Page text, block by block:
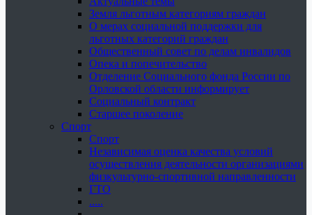
Земля льготным категориям граждан
О мерах социальной поддержки для
льготных категорий граждан
Общественный совет по делам инвалидов
Опека и попечительство
Отделение Социального фонда России по
Орловской области информирует
Социальный контракт
Старшее поколение
Спорт
Спорт
Независимая оценка качества условий
осуществления деятельности организациями
физкультурно-спортивной направленности
ГТО
.....